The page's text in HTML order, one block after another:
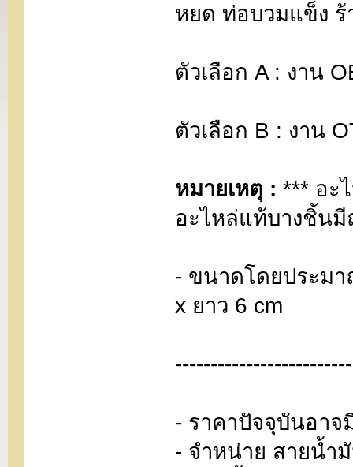
หยด ท่อบวมแข็ง ร้
ตัวเลือก A : งาน
ตัวเลือก B : งาน
หมายเหตุ : *** อะ
อะไหล่แท้บางชิ้นมี
- ขนาดโดยประมา
x ยาว 6 cm
- ราคาปัจจุบันอาจ
- จำหน่าย สายน้ำ